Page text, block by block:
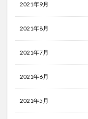
2021年9月
2021年8月
2021年7月
2021年6月
2021年5月